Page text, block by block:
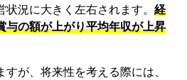
況に大きく左右されます。 経
与の額が上がり平均年収が上昇
が、将来性を考える際には、